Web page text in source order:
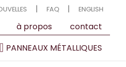
| FAQ | ENGLISH
à propos
contact
PANNEAUX MÉTALLIQUES